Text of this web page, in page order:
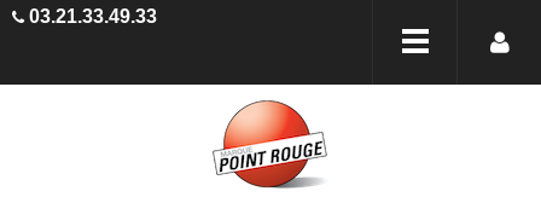
03.21.33.49.33